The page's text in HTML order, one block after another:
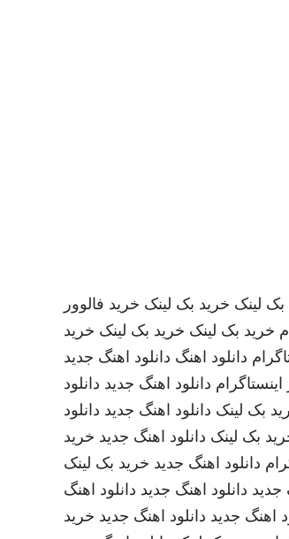
بک لینک خرید بک لینک خرید فالوور
خرید بک لینک خرید بک لینک خرید
دانلود اهنگ دانلود اهنگ جدید
دانلود اهنگ جدید دانلود
بک لینک دانلود اهنگ جدید دانلود
بک لینک دانلود اهنگ جدید خرید
دانلود اهنگ جدید خرید بک لینک
جدید دانلود اهنگ جدید دانلود اهنگ
اهنگ جدید دانلود اهنگ جدید خرید